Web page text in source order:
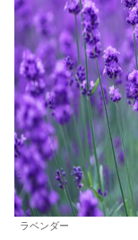
ラベンダー